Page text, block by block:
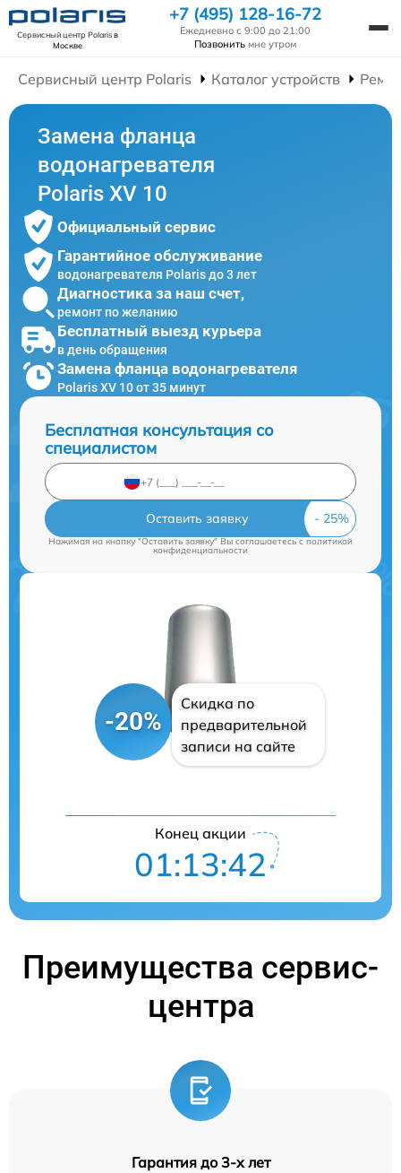
Сервисный центр Polarisв
Москве
+7 (495) 128-16-72
Ежедневно с 9:00 до 21:00
Позвонить мне утром
Сервисный центр Polaris Каталог устройств
Замена фланца
водонагревателя
Polaris XV 10
Официальный сервис
Гарантийное обслуживание
водонагревателя Polaris до 3 лет
Диагностика за наш счет,
ремонт по желанию
Бесплатный выезд курьера
в день обращения
Замена фланца водонагревателя
Polaris XV 10 от 35 минут
Бесплатная консультация со
специалистом
Оставить заявку
Нажимая на кнопку "Оставить заявку" Вы соглашаетесь cполитикой
конфиденциальности
-20%
Скидка по
предварительной
записи на сайте
Конец акции
01:13:41
Преимущества сервис-
центра
Гарантия до 3-х лет